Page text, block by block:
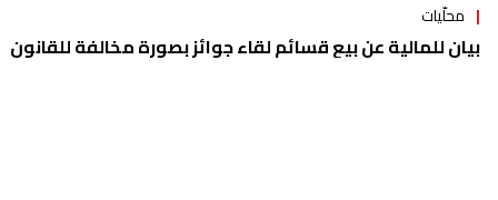
محلّيات
بيان للمالية عن بيع قسائم لقاء جوائز بصورة مخالفة للقانون